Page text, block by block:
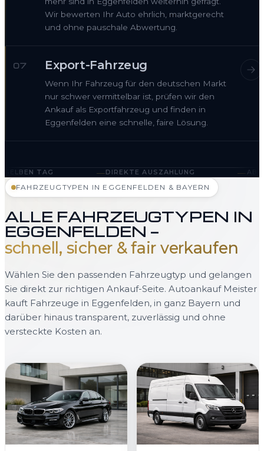
Wir bewerten Ihr Auto ehrlich, marktgerecht
und ohne pauschale Abwertung.
07 Export-Fahrzeug
Wenn Ihr Fahrzeug für den deutschen Markt
nur schwer vermittelbar ist, prüfen wir den
Ankauf als Exportfahrzeug und finden in
Eggenfelden eine schnelle, faire Lösung.
— DIREKTE AUSZAHLUNG —ABHOLUNG IN
FAHRZEUGTYPEN IN EGGENFELDEN & BAYERN
ALLE FAHRZEUGTYPEN IN
EGGENFELDEN —
schnell, sicher & fair verkaufen
Wählen Sie den passenden Fahrzeugtyp und gelangen
Sie direkt zur richtigen Ankauf-Seite. Autoankauf Meister
kauft Fahrzeuge in Eggenfelden, in ganz Bayern und
darüber hinaus transparent, zuverlässig und ohne
versteckte Kosten an.